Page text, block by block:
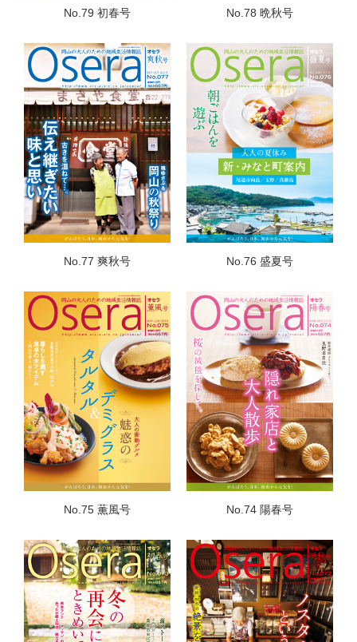
No.79 初春号 No.78 晩秋号
No.77 爽秋号 No.76 盛夏号
No.75 薫風号 No.74 陽春号